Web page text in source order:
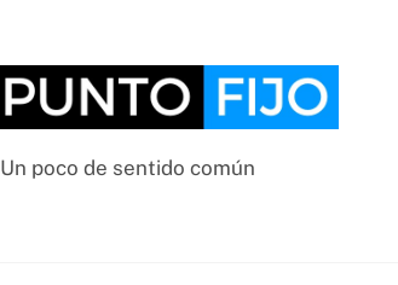
Un poco de sentido común